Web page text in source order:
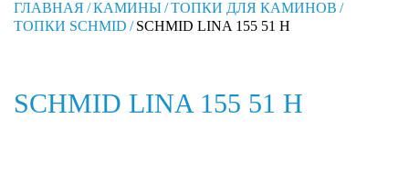
ГЛАВНАЯ /КАМИНЫ/ТОПКИ ДЛЯ КАМИНОВ /
ТОПКИ SCHMID / SCHMID LINA 155 51 H
SCHMID LINA 155 51 H